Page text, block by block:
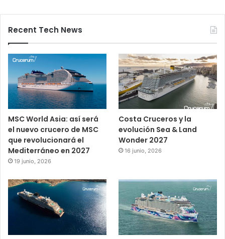
Recent Tech News
MSC World Asia: así será
el nuevo crucero de MSC
que revolucionará el
Mediterráneo en 2027
19 junio, 2026
Costa Cruceros y la
evolución Sea & Land
Wonder 2027
16 junio, 2026